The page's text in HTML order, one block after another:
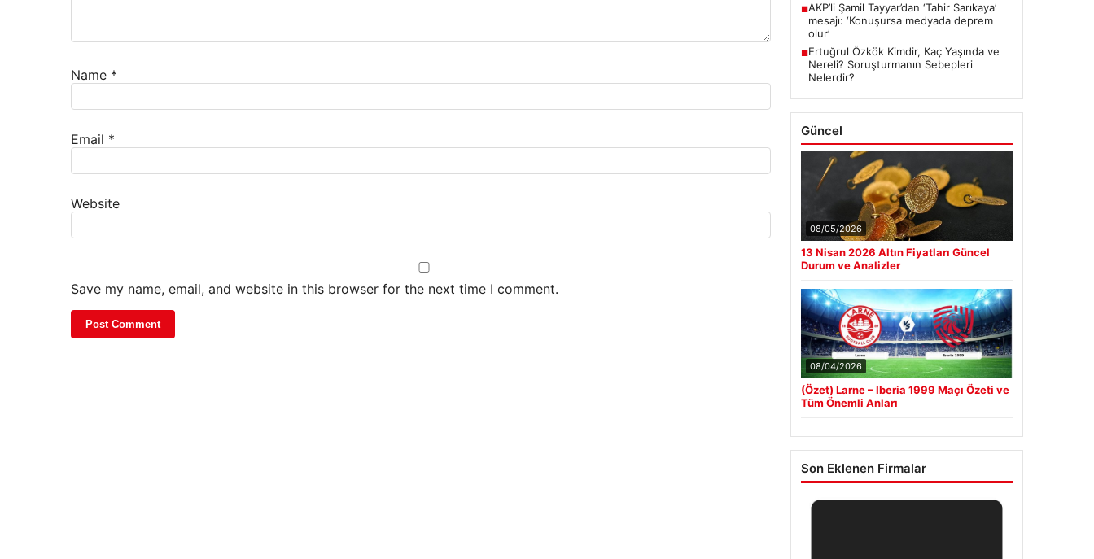
Name *
Email *
Website
Save my name, email, and website in this browser for the next time I comment.
■AKP’li Şamil Tayyar’dan ‘Tahir Sarıkaya’
mesajı: ‘Konuşursa medyada deprem
olur’
■Ertuğrul Özkök Kimdir, Kaç Yaşında ve
Nereli? Soruşturmanın Sebepleri
Nelerdir?
Güncel
08/05/2026
13 Nisan 2026 Altın Fiyatları Güncel
Durum ve Analizler
08/04/2026
(Özet) Larne – Iberia 1999 Maçı Özeti ve
Tüm Önemli Anları
Son Eklenen Firmalar